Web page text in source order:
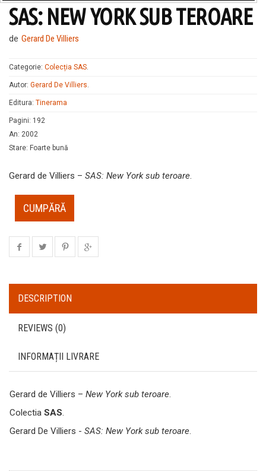
SAS: NEW YORK SUB TEROARE
de Gerard De Villiers
Categorie: Colecția SAS.
Autor: Gerard De Villiers.
Editura: Tinerama
Pagini: 192
An: 2002
Stare: Foarte bună
Gerard de Villiers – SAS: New York sub teroare.
CUMPĂRĂ
DESCRIPTION
REVIEWS (0)
INFORMAȚII LIVRARE
Gerard de Villiers – New York sub teroare.
Colectia SAS.
Gerard De Villiers - SAS: New York sub teroare.